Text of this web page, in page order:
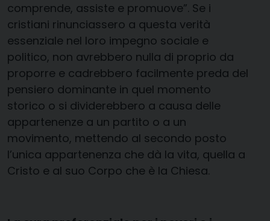
comprende, assiste e promuove”. Se i
cristiani rinunciassero a questa verità
essenziale nel loro impegno sociale e
politico, non avrebbero nulla di proprio da
proporre e cadrebbero facilmente preda del
pensiero dominante in quel momento
storico o si dividerebbero a causa delle
appartenenze a un partito o a un
movimento, mettendo al secondo posto
l’unica appartenenza che dà la vita, quella a
Cristo e al suo Corpo che è la Chiesa.